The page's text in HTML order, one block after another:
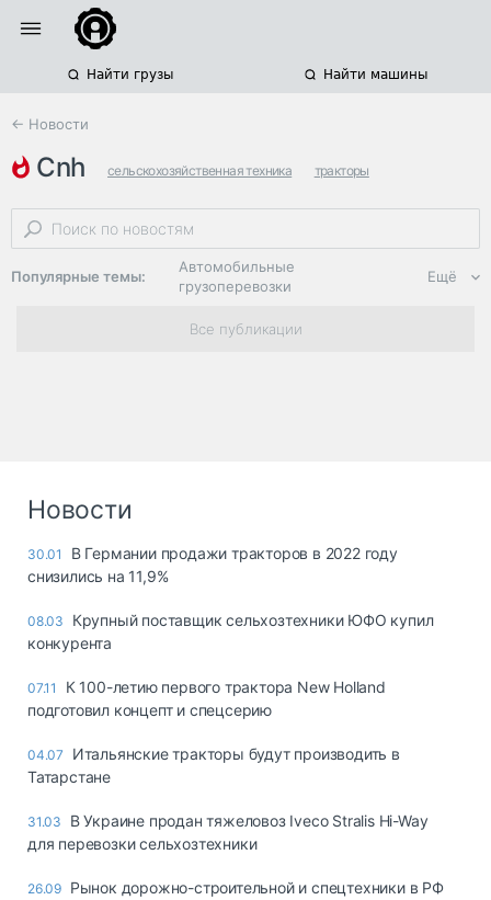
Найти грузы Найти машины
← Новости
cnh сельскохозяйственная техника тракторы
продажи спецтехники
Популярные темы:
Автомобильные
грузоперевозки
Региональная
логистика
опасные грузы
страхование
Склады и
грузовые
Коммерческий
Спецтехника
запчасти, шины
Ещё
Все публикации
Новости
30.01
В Германии продажи тракторов в 2022 году
снизились на 11,9%
08.03
Крупный поставщик сельхозтехники ЮФО купил
конкурента
07.11
К 100-летию первого трактора New Holland
подготовил концепт и спецсерию
04.07
Итальянские тракторы будут производить в
Татарстане
31.03
В Украине продан тяжеловоз Iveco Stralis Hi-Way
для перевозки сельхозтехники
26.09 Рынок дорожно-строительной и спецтехники в РФ